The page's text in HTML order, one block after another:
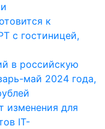
к
с гостиницей,
в российскую
май 2024 года,
изменения для
IT-